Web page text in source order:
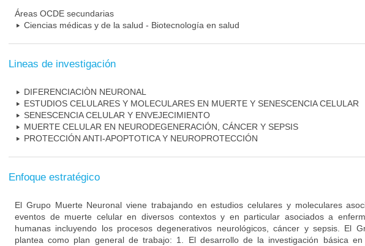
Áreas OCDE secundarias
Ciencias médicas y de la salud - Biotecnología en salud
Lineas de investigación
DIFERENCIACIÒN NEURONAL
ESTUDIOS CELULARES Y MOLECULARES EN MUERTE Y SENESCENCIA CELULAR
SENESCENCIA CELULAR Y ENVEJECIMIENTO
MUERTE CELULAR EN NEURODEGENERACIÓN, CÁNCER Y SEPSIS
PROTECCIÓN ANTI-APOPTOTICA Y NEUROPROTECCIÓN
Enfoque estratégico
El Grupo Muerte Neuronal viene trabajando en estudios celulares y moleculares
eventos de muerte celular en diversos contextos y en particular asociados a
humanas incluyendo los procesos degenerativos neurológicos, cáncer y sepsis. El
plantea como plan general de trabajo: 1. El desarrollo de la investigación básica en